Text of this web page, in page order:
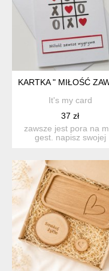
KARTKA " MIŁOŚĆ
It's my card
37 zł
zawsze jest pora na
gest. napisz swojej